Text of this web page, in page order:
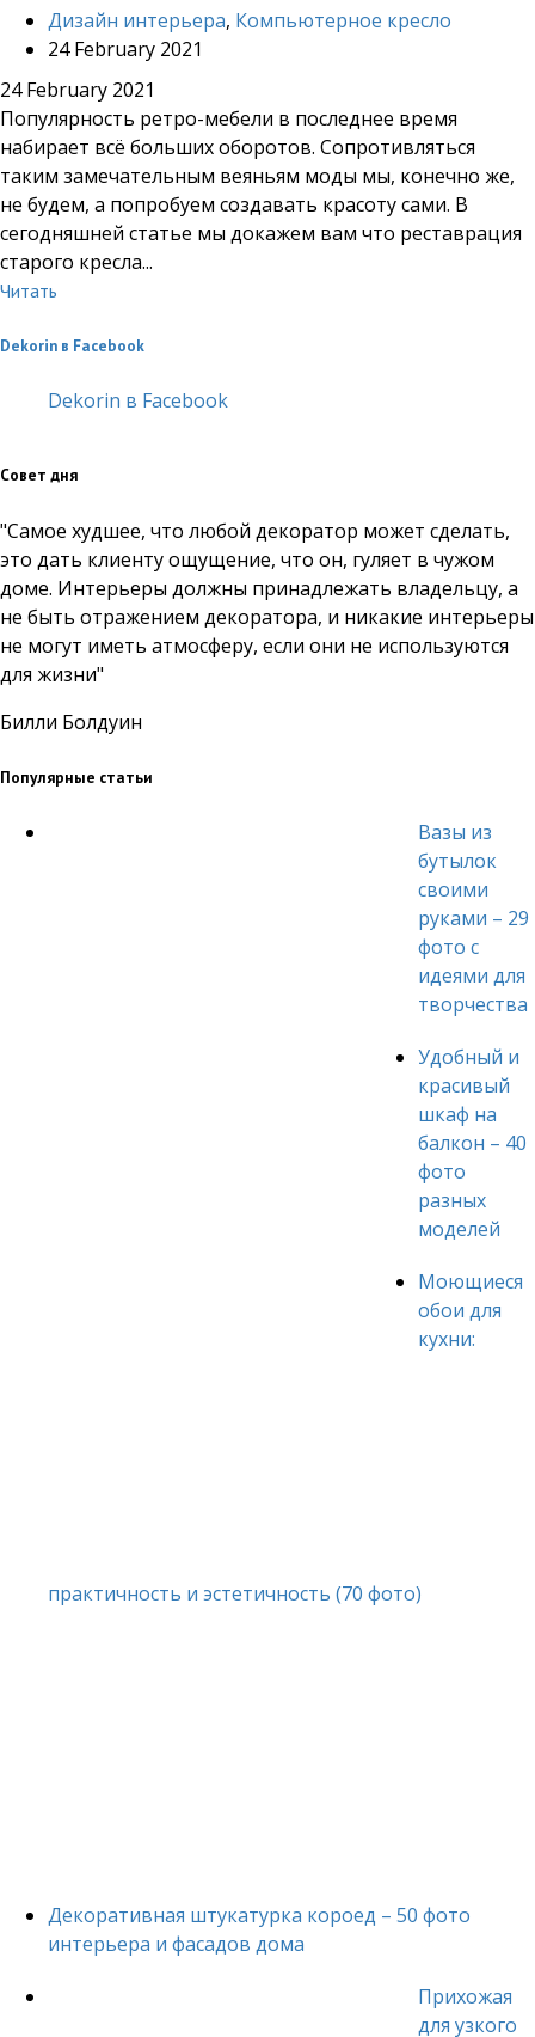
Дизайн интерьера, Компьютерное кресло
24 February 2021
24 February 2021
Популярность ретро-мебели в последнее время
набирает всё больших оборотов. Сопротивляться
таким замечательным веяньям моды мы, конечно же,
не будем, а попробуем создавать красоту сами. В
сегодняшней статье мы докажем вам что реставрация
старого кресла...
Читать
Dekorin в Facebook
Dekorin в Facebook
Совет дня
"Самое худшее, что любой декоратор может сделать,
это дать клиенту ощущение, что он, гуляет в чужом
доме. Интерьеры должны принадлежать владельцу, а
не быть отражением декоратора, и никакие интерьеры
не могут иметь атмосферу, если они не используются
для жизни"
Билли Болдуин
Популярные статьи
Вазы из
бутылок
своими
руками – 29
фото с
идеями для
творчества
Удобный и
красивый
шкаф на
балкон – 40
фото
разных
моделей
Моющиеся
обои для
кухни:
практичность и эстетичность (70 фото)
Декоративная штукатурка короед – 50 фото
интерьера и фасадов дома
Прихожая
для узкого